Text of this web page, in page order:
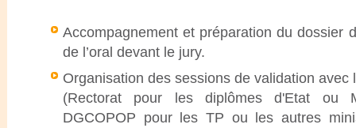
Accompagnement et préparation du dossier
de l’oral devant le jury.
Organisation des sessions de validation avec
(Rectorat pour les diplômes d'Etat ou
DGCOPOP pour les TP ou les autres